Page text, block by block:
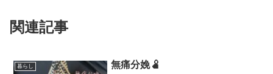
関連記事
暮らし 無痛分娩🫄